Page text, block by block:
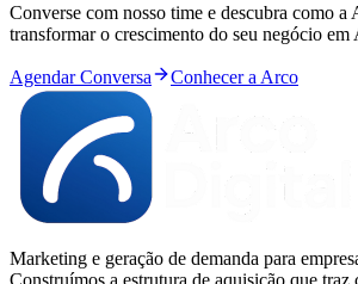
Converse com nosso time e descubra como
transformar o crescimento do seu negócio em
Agendar Conversa Conhecer a Arco
Marketing e geração de demanda para
Construímos a estrutura de aquisição que traz